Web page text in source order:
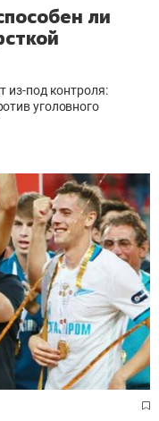
ли
из-под контроля:
уголовного